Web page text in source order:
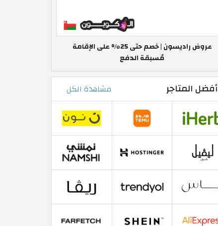
عروض راديسون | خصم حتى 25% على الإقامة
مُسبقة الدفع
أفضل المتاجر مشاهدة الكل